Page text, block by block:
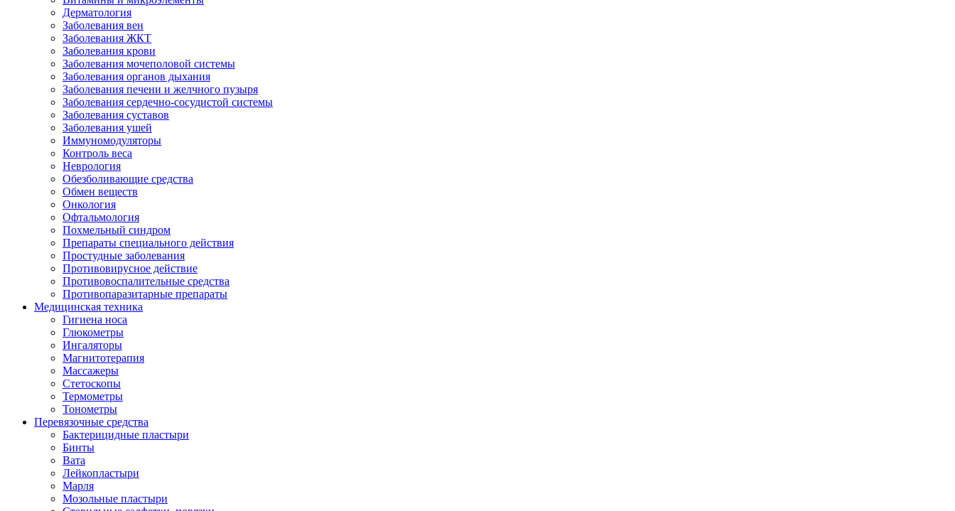
Дерматология
Заболевания вен
Заболевания ЖКТ
Заболевания крови
Заболевания мочеполовой системы
Заболевания органов дыхания
Заболевания печени и желчного пузыря
Заболевания сердечно-сосудистой системы
Заболевания суставов
Заболевания ушей
Иммуномодуляторы
Контроль веса
Неврология
Обезболивающие средства
Обмен веществ
Онкология
Офтальмология
Похмельный синдром
Препараты специального действия
Простудные заболевания
Противовирусное действие
Противовоспалительные средства
Противопаразитарные препараты
Медицинская техника
Гигиена носа
Глюкометры
Ингаляторы
Магнитотерапия
Массажеры
Стетоскопы
Термометры
Тонометры
Перевязочные средства
Бактерицидные пластыри
Бинты
Вата
Лейкопластыри
Марля
Мозольные пластыри